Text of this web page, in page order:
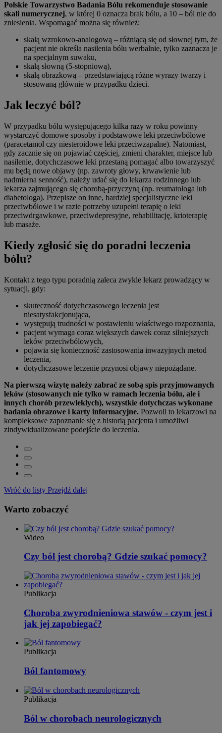
Polskie Towarzystwo Badania Bólu rekomenduje stosowanie
skali numerycznej, w której 0 oznacza brak bólu, a 10 – ból nie do
zniesienia. Wspomagać można się również:
skalą wzrokowo-analogową – różniącą się od słownej tym, że
pacjent nie określa nasilenia bólu werbalnie, tylko zaznacza je
na specjalnym suwaku,
skalą słowną (5-stopniową),
skalą obrazkową – przedstawiającą różne wyrazy twarzy i
stosowaną głównie w przypadku dzieci.
Jak leczyć ból?
W przypadku bólu występującego kilka razy w roku powinny
wystarczyć domowe sposoby i podstawowe leki przeciwbólowe
(paracetamol czy niesteroidowe leki przeciwzapalne). Natomiast,
gdy zacznie się on pojawiać częściej, zmieni charakter, miejsce lub
nasilenie, dotychczasowe leki przestaną pomagać albo towarzyszyć
mu będą nowe objawy (np. zawroty głowy, krwawienie lub
nadmierna senność), należy udać się do lekarza rodzinnego lub
lekarza zajmującego się chorobą-przyczyną (np. reumatologa lub
diabetologa). Przepisze on inne, bardziej specjalistyczne leki
przeciwbólowe i w razie potrzeby uzupełni terapię o leki
przeciwdrgawkowe, przeciwdepresyjne, rehabilitację, krioterapię
lub masaże.
Kiedy zgłosić się do poradni leczenia
bólu?
Kontakt z tego typu poradnią zaleca zwykle lekarz prowadzący w
sytuacji, gdy:
skuteczność dotychczasowego leczenia jest
niesatysfakcjonująca,
występują trudności w postawieniu właściwego rozpoznania,
pacjent wymaga coraz większych dawek coraz silniejszych
leków przeciwbólowych,
pojawia się konieczność zastosowania inwazyjnych metod
leczenia,
dotychczasowe leczenie przynosi objawy niepożądane.
Na pierwszą wizytę należy zabrać ze sobą spis przyjmowanych
leków (stosowanych nie tylko w ramach leczenia bólu, ale i
innych chorób przewlekłych), wszystkie dotychczas wykonane
badania obrazowe i karty informacyjne. Pozwoli to lekarzowi na
kompleksowe zapoznanie się z historią pacjenta i umożliwi
zindywidualizowane podejście do leczenia.
Wróć do listy Przejdź dalej
Warto zobaczyć
Wideo
Czy ból jest chorobą? Gdzie szukać pomocy?
Publikacja
Choroba zwyrodnieniowa stawów - czym jest i
jak jej zapobiegać?
Publikacja
Ból fantomowy
Publikacja
Ból w chorobach neurologicznych